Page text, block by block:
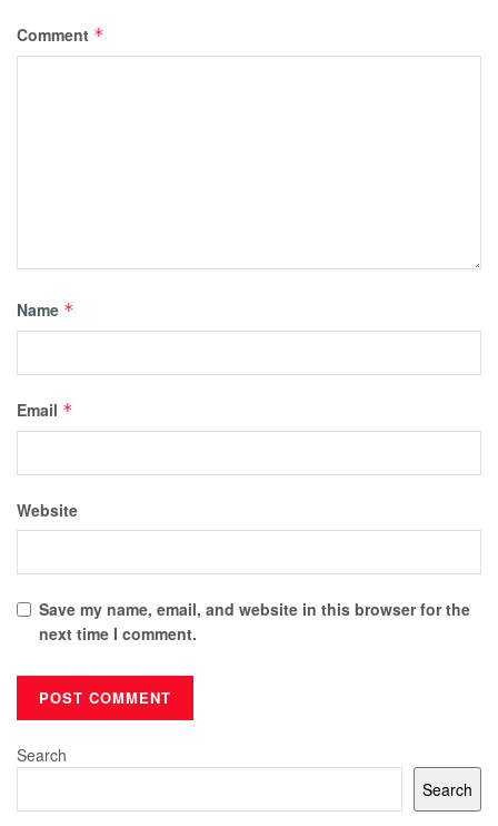
Comment *
Name *
Email *
Website
Save my name, email, and website in this browser for the
next time I comment.
Search
Search